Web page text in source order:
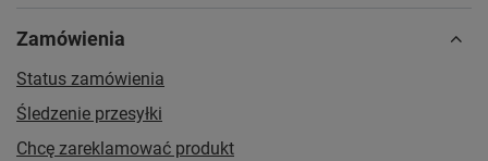
Zamówienia
Status zamówienia
Śledzenie przesyłki
Chcę zareklamować produkt